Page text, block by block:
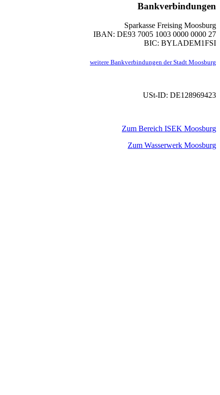
Bankverbindungen
Sparkasse Freising Moosburg
IBAN: DE93 7005 1003 0000 0000 27
BIC: BYLADEM1FSI
weitere Bankverbindungen der Stadt Moosburg
USt-ID: DE128969423
Zum Bereich ISEK Moosburg
Zum Wasserwerk Moosburg